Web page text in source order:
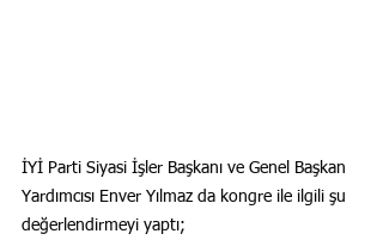
İYİ Parti Siyasi İşler Başkanı ve Genel Başkan
Yardımcısı Enver Yılmaz da kongre ile ilgili şu
değerlendirmeyi yaptı;